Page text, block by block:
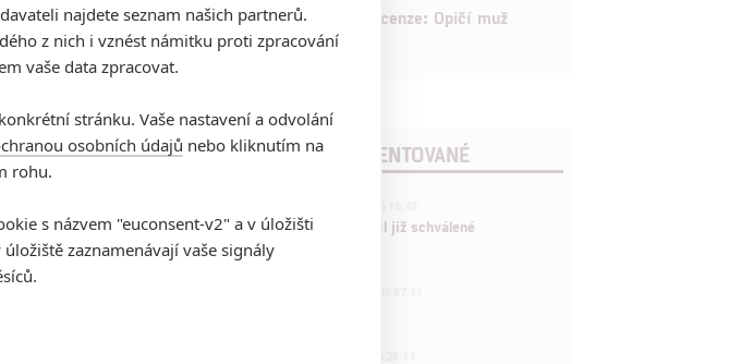
8 Recenze: Opičí muž
POSLEDNÍ KOMENTOVANÉ
Marvel nečekaně zrušil již schválené
pokračování
najdete seznam našich partnerů.
z nich i vznést námitku proti zpracování
vaše data zpracovat.
stránku. Vaše nastavení a odvolání
osobních údajů nebo kliknutím na
rohu.
s názvem "euconsent-v2" a v úložišti
zaznamenávají vaše signály